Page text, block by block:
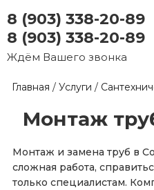
8 (903) 338-20-89
8 (903) 338-20-89
Ждём Вашего звонка
Главная / Услуги /
Монтаж
Монтаж и замена труб в
сложная работа,
только специалистам.